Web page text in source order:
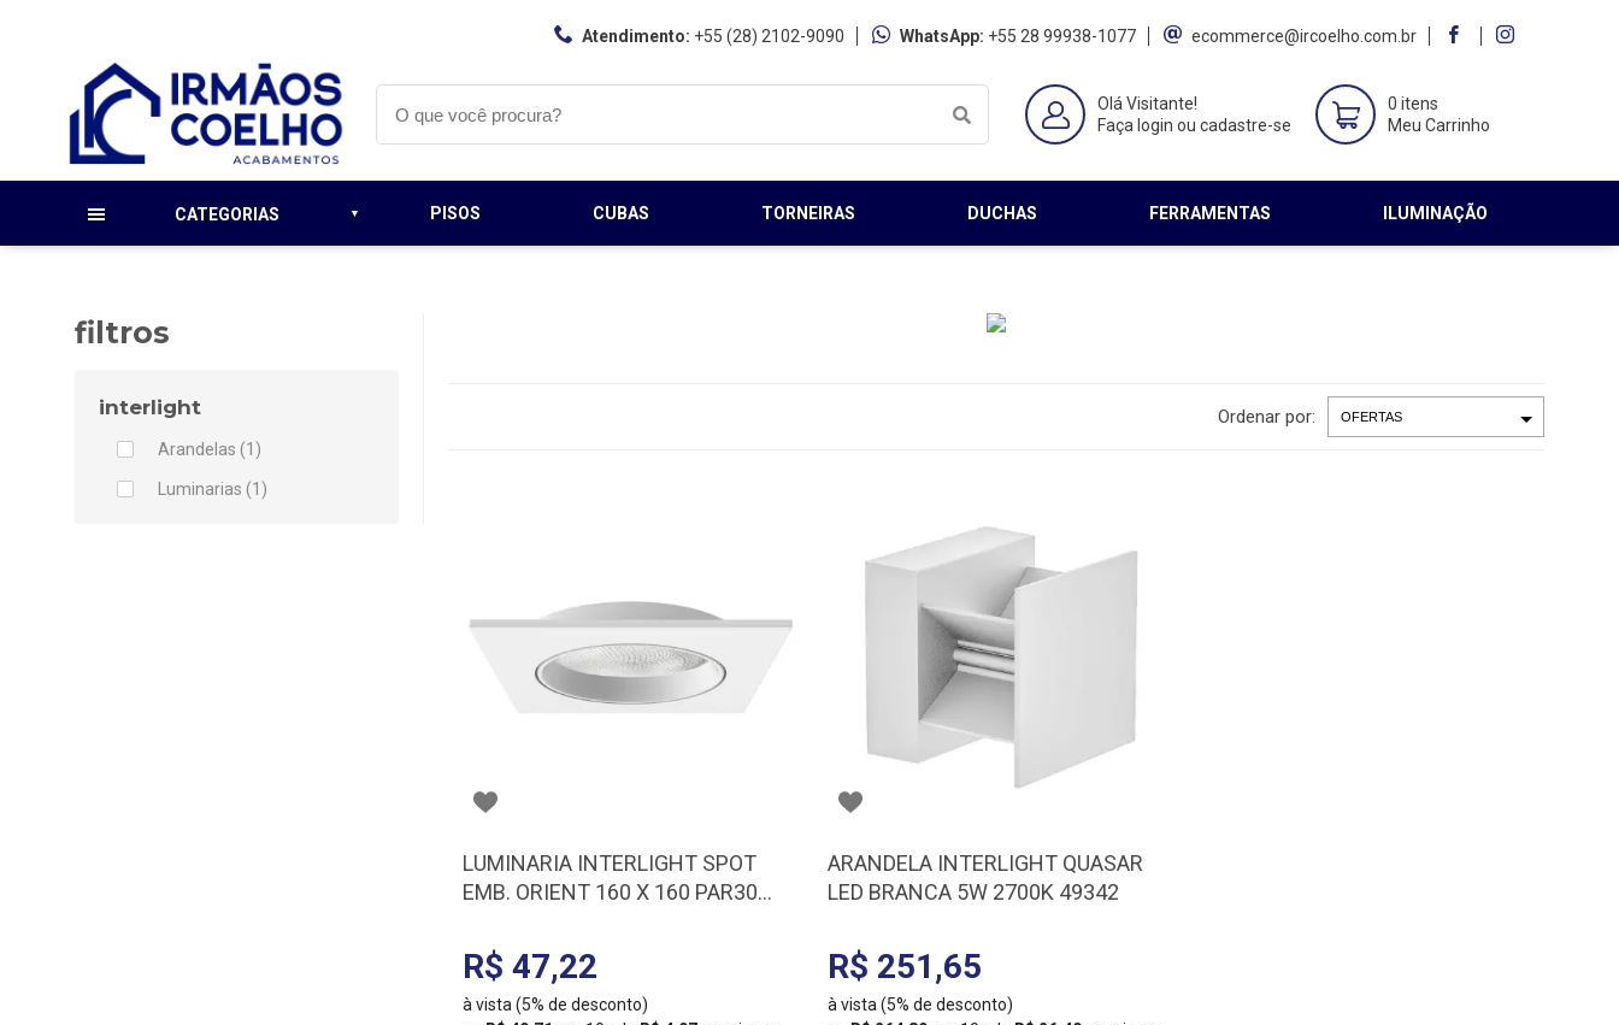
Atendimento: +55 (28) 2102-9090 WhatsApp: +55 28 99938-1077 ecommerce@ircoelho.com.br
Olá Visitante!
Faça login ou cadastre-se
0 itens
Meu Carrinho
CATEGORIAS PISOS CUBAS TORNEIRAS DUCHAS FERRAMENTAS ILUMINAÇÃO
filtros
interlight
Arandelas (1)
Luminarias (1)
Ordenar por:
LUMINARIA INTERLIGHT SPOT
EMB. ORIENT 160 X 160 PAR30
R$ 47,22
à vista (5% de desconto)
ARANDELA INTERLIGHT QUASAR
LED BRANCA 5W 2700K 49342
R$ 251,65
à vista (5% de desconto)